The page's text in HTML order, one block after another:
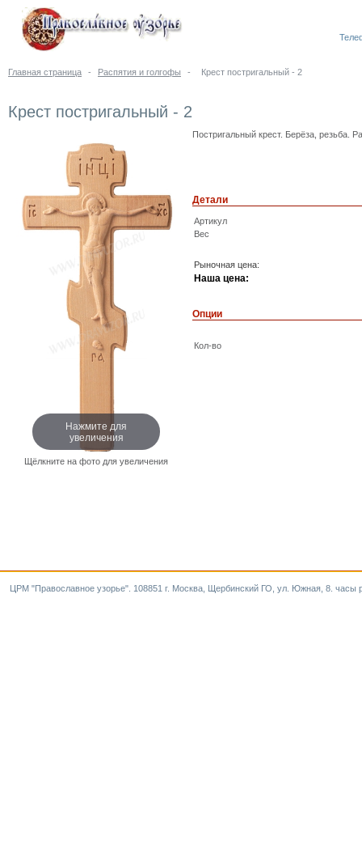
Главная страница - Распятия и голгофы - Крест постригальный - 2
Крест постригальный - 2
Нажмите для
увеличения
Щёлкните на фото для увеличения
Постригальный крест. Берёза, резьба.
Детали
Артикул
Вес
Рыночная цена:
Наша цена:
Опции
Кол-во
ЦРМ "Православное узорье". 108851 г. Москва, Щербинский ГО, ул. Южная, 8. часы